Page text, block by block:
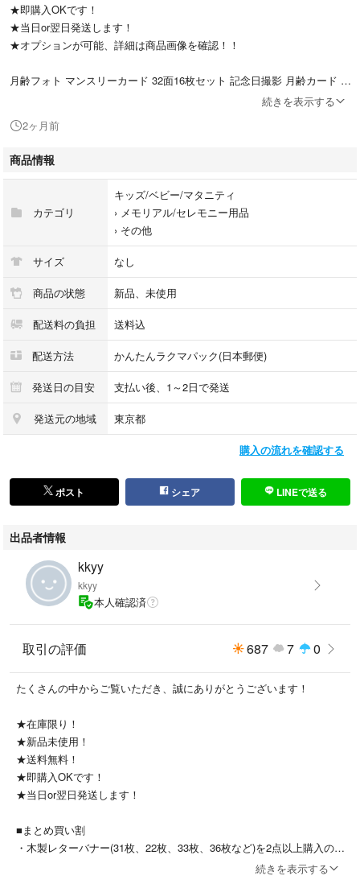
★即購入OKです！
★当日or翌日発送します！
★オプションが可能、詳細は商品画像を確認！！
月齢フォト マンスリーカード 32面16枚セット 記念日撮影 月齢カード 赤
ちゃん 出産祝い 長持ち 星と王冠 成長記録 誕生日 子どもの日 お祝い プ
・赤ちゃんの成長を彩る撮影用のマンスリーカードです！ハガキサイズ32
面16枚と説明書付き。
・出産から2歳まで1ヶ月毎の成長過程（身長・体重など）の記録をオシャ
レに撮影することができます。
・プレゼントにも最適なしっかりとした手提げ袋付き。
・A6サイズのフォトフレームに入ります。
#ハーフバースデー#お誕生日#記念撮影
#HappyBirthday #月齢フォト#月齢カード
#マンスリーフォト#ニューボーンフォト
#100日祝い#お祝い#赤ちゃん#壁面飾り
#マンスリーカード
続きを表示する
2ヶ月前
商品情報
カテゴリ
キッズ/ベビー/マタニティ
› メモリアル/セレモニー用品
› その他
サイズ なし
商品の状態 新品、未使用
配送料の負担 送料込
配送方法 かんたんラクマパック(日本郵便)
発送日の目安 支払い後、1～2日で発送
発送元の地域 東京都
購入の流れを確認する
ポスト シェア LINEで送る
出品者情報
kkyy
kkyy
本人確認済
取引の評価 687 7 0
たくさんの中からご覧いただき、誠にありがとうございます！
★在庫限り！
★新品未使用！
★送料無料！
★即購入OKです！
★当日or翌日発送します！
■まとめ買い割
・木製レターバナー(31枚、22枚、33枚、36枚など)を2点以上購入の場
続きを表示する